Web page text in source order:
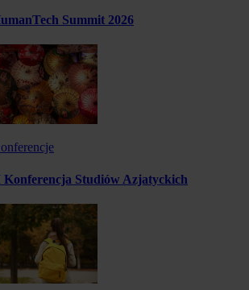
Summit 2026
Konferencja Studiów Azjatyckich